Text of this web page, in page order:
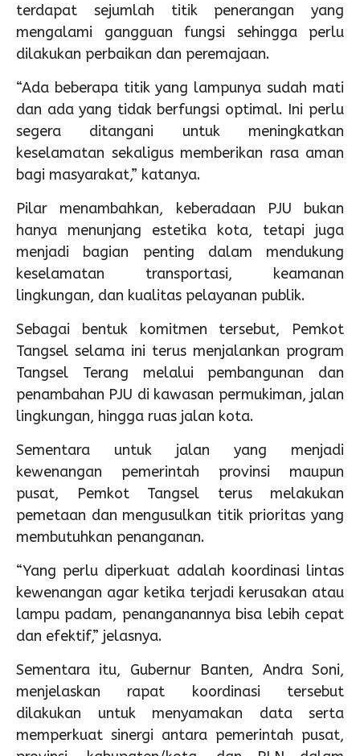
terdapat sejumlah titik penerangan yang
mengalami gangguan fungsi sehingga perlu
dilakukan perbaikan dan peremajaan.
“Ada beberapa titik yang lampunya sudah mati
dan ada yang tidak berfungsi optimal. Ini perlu
segera ditangani untuk meningkatkan
keselamatan sekaligus memberikan rasa aman
bagi masyarakat,” katanya.
Pilar menambahkan, keberadaan PJU bukan
hanya menunjang estetika kota, tetapi juga
menjadi bagian penting dalam mendukung
keselamatan transportasi, keamanan
lingkungan, dan kualitas pelayanan publik.
Sebagai bentuk komitmen tersebut, Pemkot
Tangsel selama ini terus menjalankan program
Tangsel Terang melalui pembangunan dan
penambahan PJU di kawasan permukiman, jalan
lingkungan, hingga ruas jalan kota.
Sementara untuk jalan yang menjadi
kewenangan pemerintah provinsi maupun
pusat, Pemkot Tangsel terus melakukan
pemetaan dan mengusulkan titik prioritas yang
membutuhkan penanganan.
“Yang perlu diperkuat adalah koordinasi lintas
kewenangan agar ketika terjadi kerusakan atau
lampu padam, penanganannya bisa lebih cepat
dan efektif,” jelasnya.
Sementara itu, Gubernur Banten, Andra Soni,
menjelaskan rapat koordinasi tersebut
dilakukan untuk menyamakan data serta
memperkuat sinergi antara pemerintah pusat,